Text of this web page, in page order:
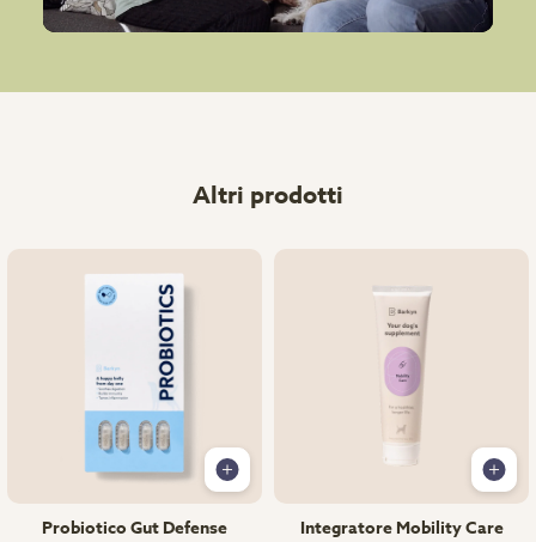
Altri prodotti
Probiotico Gut Defense Integratore Mobility Care